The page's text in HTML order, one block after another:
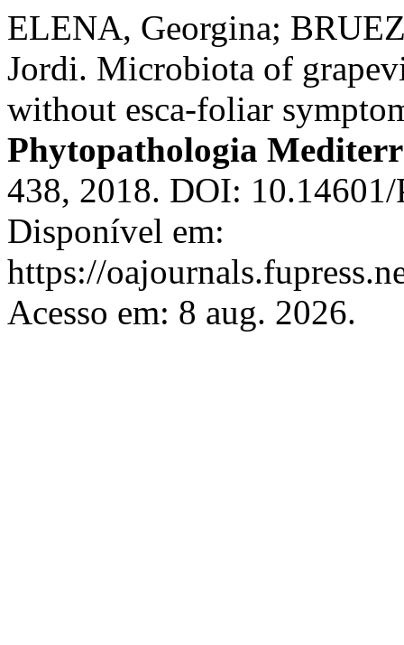
ELENA, Georgina;
Jordi. Microbiota of
without esca-foliar
Phytopathologia
438, 2018. DOI:
Disponível em:
https://
Acesso em: 8 aug. 2026.